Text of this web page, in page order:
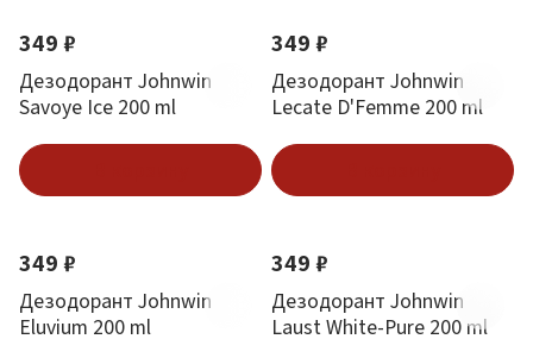
349 ₽
Дезодорант Johnwin
Savoye Ice 200 ml
349 ₽
Дезодорант Johnwin
Lecate D'Femme 200 ml
349 ₽
Дезодорант Johnwin
Eluvium 200 ml
349 ₽
Дезодорант Johnwin
Laust White-Pure 200 ml